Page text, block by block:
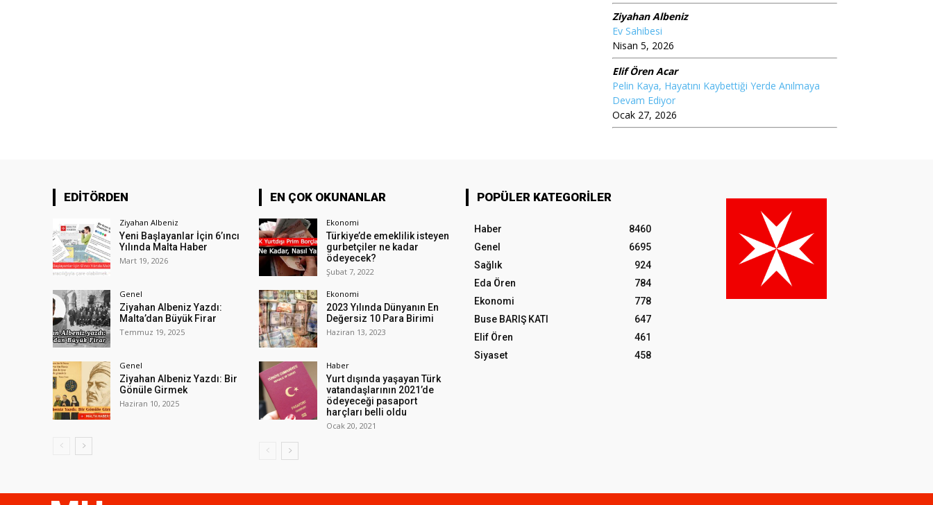
Ziyahan Albeniz
Ev Sahibesi
Nisan 5, 2026
Elif Ören Acar
Pelin Kaya, Hayatını Kaybettiği Yerde Anılmaya
Devam Ediyor
Ocak 27, 2026
EDİTÖRDEN
Ziyahan Albeniz
Yeni Başlayanlar İçin 6’ıncı
Yılında Malta Haber
Mart 19, 2026
Genel
Ziyahan Albeniz Yazdı:
Malta’dan Büyük Firar
Temmuz 19, 2025
Genel
Ziyahan Albeniz Yazdı: Bir
Gönüle Girmek
Haziran 10, 2025
EN ÇOK OKUNANLAR
Ekonomi
Türkiye’de emeklilik isteyen
gurbetçiler ne kadar
ödeyecek?
Şubat 7, 2022
Ekonomi
2023 Yılında Dünyanın En
Değersiz 10 Para Birimi
Haziran 13, 2023
Haber
Yurt dışında yaşayan Türk
vatandaşlarının 2021’de
ödeyeceği pasaport
harçları belli oldu
Ocak 20, 2021
POPÜLER KATEGORILER
Haber
8460
Genel
6695
Sağlık
924
Eda Ören
784
Ekonomi
778
Buse BARIŞ KATI
647
Elif Ören
461
Siyaset
458